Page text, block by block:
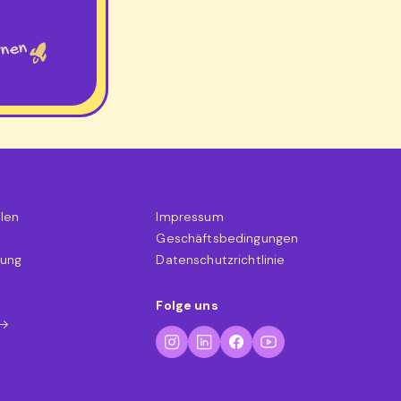
Impressum
Geschäftsbedingungen
Datenschutzrichtlinie
Folge uns